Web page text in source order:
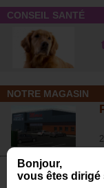
Bonjour,
vous êtes dirigé
CONSEIL SANTÉ
NOTRE MAGASIN